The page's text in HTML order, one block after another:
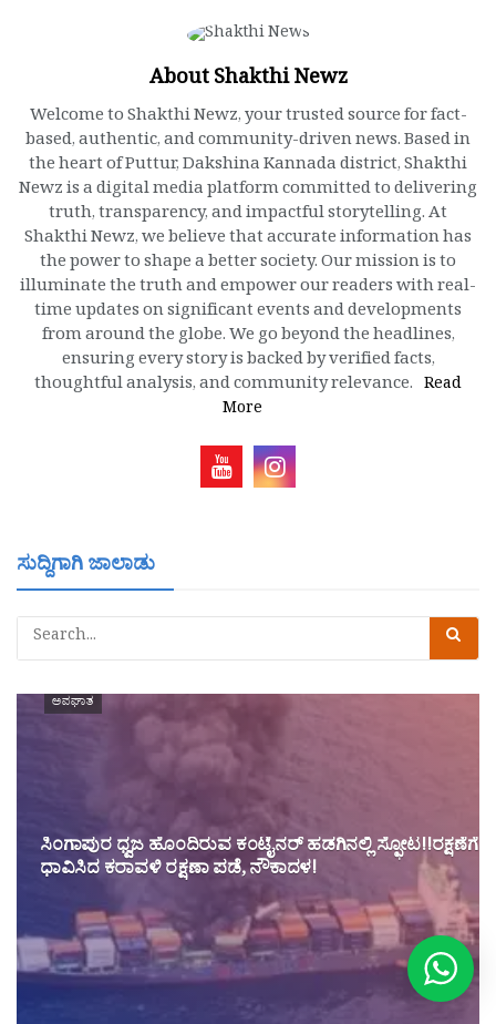
About Shakthi Newz
Welcome to Shakthi Newz, your trusted source for fact-
based, authentic, and community-driven news. Based in
the heart of Puttur, Dakshina Kannada district, Shakthi
Newz is a digital media platform committed to delivering
truth, transparency, and impactful storytelling. At
Shakthi Newz, we believe that accurate information has
the power to shape a better society. Our mission is to
illuminate the truth and empower our readers with real-
time updates on significant events and developments
from around the globe. We go beyond the headlines,
ensuring every story is backed by verified facts,
thoughtful analysis, and community relevance. Read
More
ಸುದ್ದಿಗಾಗಿ ಜಾಲಾಡು
ಅಪಘಾತ
ಸಿಂಗಾಪುರ ಧ್ವಜ‌ ಹೊಂದಿರುವ ಕಂಟೈನರ್ ಹಡಗಿನಲ್ಲಿ ಸ್ಫೋಟ!!ರಕ್ಷಣೆಗೆ
ಧಾವಿಸಿದ ಕರಾವಳಿ ರಕ್ಷಣಾ ಪಡೆ, ನೌಕಾದಳ!